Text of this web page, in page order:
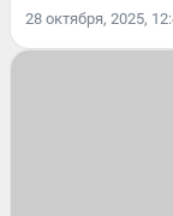
28 октября, 2025,